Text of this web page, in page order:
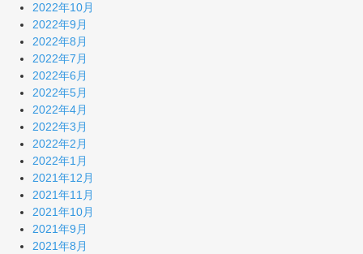
2022年10月
2022年9月
2022年8月
2022年7月
2022年6月
2022年5月
2022年4月
2022年3月
2022年2月
2022年1月
2021年12月
2021年11月
2021年10月
2021年9月
2021年8月